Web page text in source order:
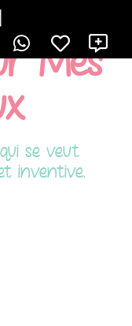
Mes
se veut
inventive.